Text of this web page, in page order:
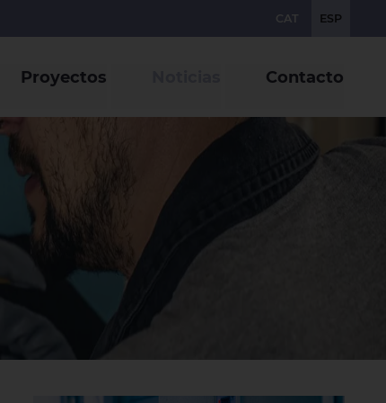
CAT ESP
Proyectos Contacto